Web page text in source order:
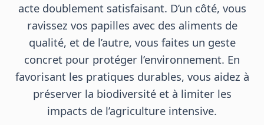
acte doublement satisfaisant. D’un côté, vous
ravissez vos papilles avec des aliments de
qualité, et de l’autre, vous faites un geste
concret pour protéger l’environnement. En
favorisant les pratiques durables, vous aidez à
préserver la biodiversité et à limiter les
impacts de l’agriculture intensive.